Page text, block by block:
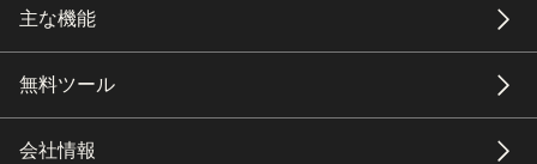
主な機能
無料ツール
会社情報